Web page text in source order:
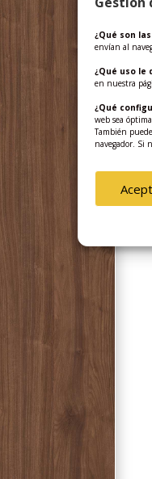
¿Qué son
envían al
¿Qué uso le
en nuestra
¿Qué
web sea
También
navegador. Si